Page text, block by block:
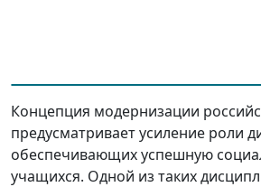
Концепция модернизации
предусматривает усиление роли
обеспечивающих успешную
учащихся. Одной из таких